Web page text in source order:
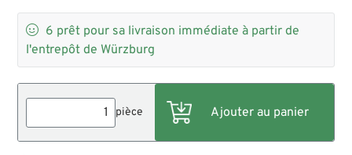
 6 prêt pour sa livraison immédiate à partir de
l'entrepôt de Würzburg
pièce